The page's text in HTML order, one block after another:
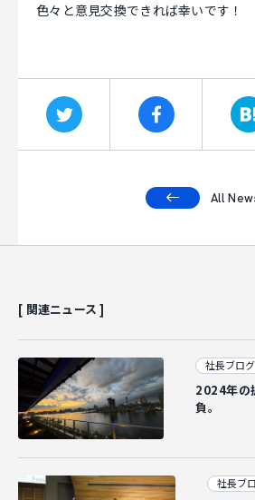
色々と意見交換できれば幸いです！
All
[ 関連ニュース ]
社長ブログ
2024年の
負。
社長ブ